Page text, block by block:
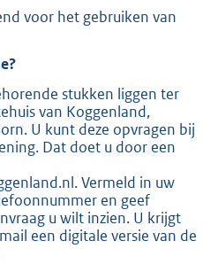
voor het gebruiken van
stukken liggen ter
van Koggenland,
U kunt deze opvragen bij
Dat doet u door een
Vermeld in uw
en geef
u wilt inzien. U krijgt
een digitale versie van de